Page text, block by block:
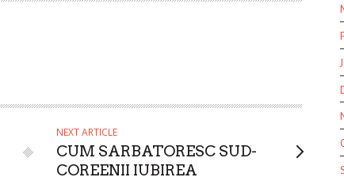
NEXT ARTICLE
CUM SARBATORESC SUD-
COREENII IUBIREA